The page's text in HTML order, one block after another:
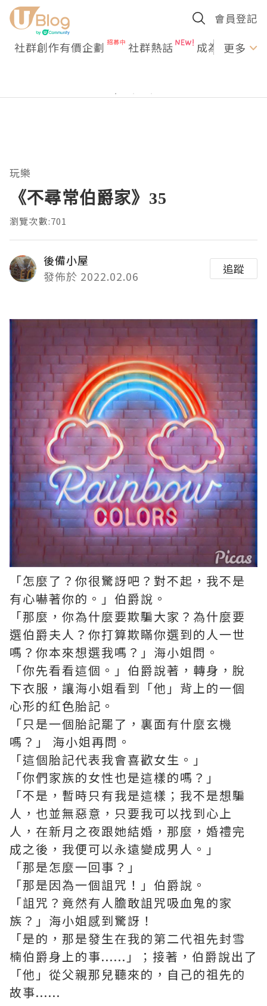
會員登記
社群創作有價企劃 社群熱話 成為U更多
玩樂
《𣎴尋常伯爵家》35
瀏覽次數:701
後備小屋
發佈於 2022.02.06
追蹤
「怎麼了？你很驚訝吧？對不起，我不是
有心嚇著你的。」伯爵說。
「那麼，你為什麼要欺騙大家？為什麼要
選伯爵夫人？你打算欺瞞你選到的人一世
嗎？你本來想選我嗎？」海小姐問。
「你先看看這個。」伯爵說著，轉身，脫
下衣服，讓海小姐看到「他」背上的一個
心形的紅色胎記。
「只是一個胎記罷了，裏面有什麼玄機
嗎？」 海小姐再問。
「這個胎記代表我會喜歡女生。」
「你們家族的女性也是這樣的嗎？」
「不是，暫時只有我是這樣；我不是想騙
人，也並無惡意，只要我可以找到心上
人，在新月之夜跟她結婚，那麼，婚禮完
成之後，我便可以永遠變成男人。」
「那是怎麼一回事？」
「那是因為一個詛咒！」伯爵說。
「詛咒？竟然有人膽敢詛咒吸血鬼的家
族？」海小姐感到驚訝！
「是的，那是發生在我的第二代祖先封雪
楠伯爵身上的事......」；接著，伯爵說出了
「他」從父親那兒聽來的，自己的祖先的
故事......